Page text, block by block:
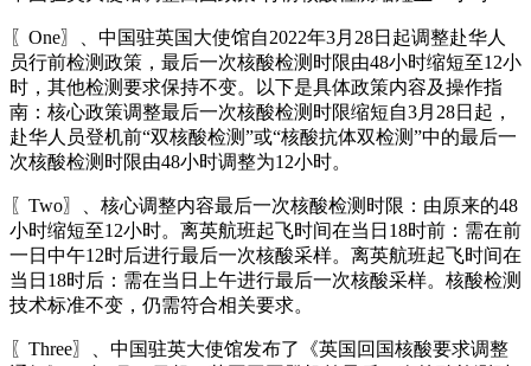
〖One〗、中国驻英国大使馆自2022年3月28日起调整赴华人
员行前检测政策，最后一次核酸检测时限由48小时缩短至12小
时，其他检测要求保持不变。以下是具体政策内容及操作指
南：核心政策调整最后一次核酸检测时限缩短自3月28日起，
赴华人员登机前“双核酸检测”或“核酸抗体双检测”中的最后一
次核酸检测时限由48小时调整为12小时。
〖Two〗、核心调整内容最后一次核酸检测时限：由原来的48
小时缩短至12小时。离英航班起飞时间在当日18时前：需在前
一日中午12时后进行最后一次核酸采样。离英航班起飞时间在
当日18时后：需在当日上午进行最后一次核酸采样。核酸检测
技术标准不变，仍需符合相关要求。
〖Three〗、中国驻英大使馆发布了《英国回国核酸要求调整